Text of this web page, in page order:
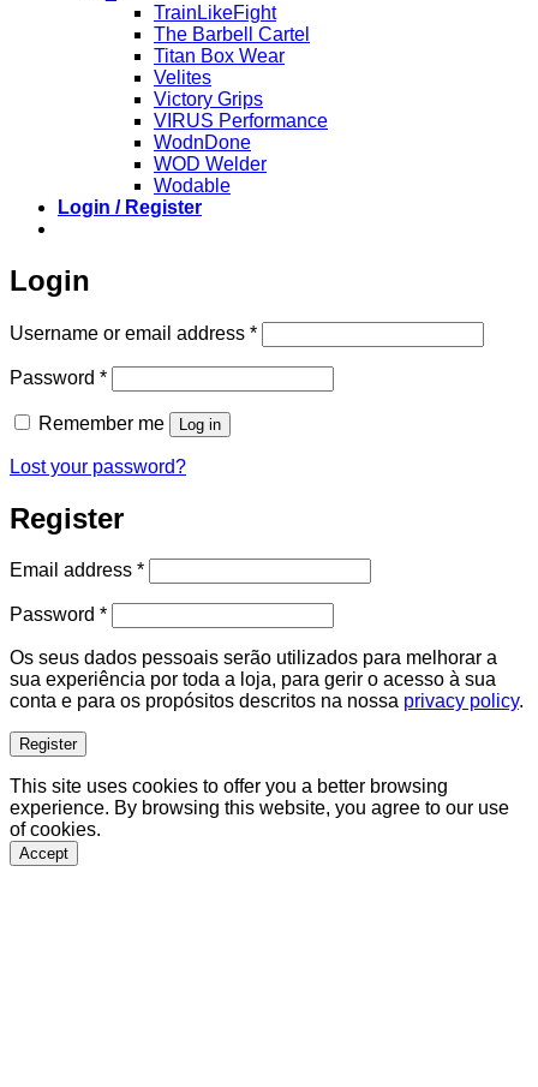
TrainLikeFight
The Barbell Cartel
Titan Box Wear
Velites
Victory Grips
VIRUS Performance
WodnDone
WOD Welder
Wodable
Login / Register
Login
Username or email address *Required
Password *Required
Remember me Log in
Lost your password?
Register
Email address *Required
Password *Required
Os seus dados pessoais serão utilizados para melhorar a
sua experiência por toda a loja, para gerir o acesso à sua
conta e para os propósitos descritos na nossa privacy policy.
Register
This site uses cookies to offer you a better browsing
experience. By browsing this website, you agree to our use
of cookies.
Accept